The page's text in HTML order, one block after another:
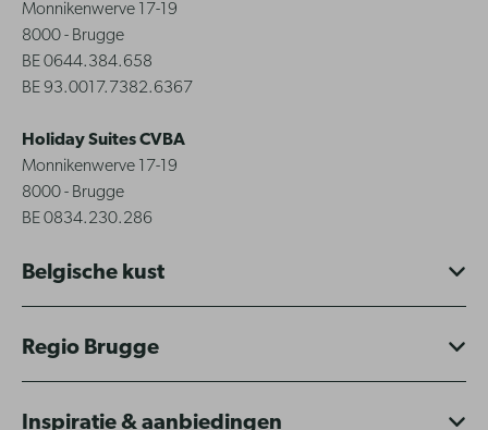
Monnikenwerve 17-19
8000 - Brugge
BE 0644.384.658
BE 93.0017.7382.6367
Holiday Suites CVBA
Monnikenwerve 17-19
8000 - Brugge
BE 0834.230.286
Belgische kust
Regio Brugge
Inspiratie & aanbiedingen